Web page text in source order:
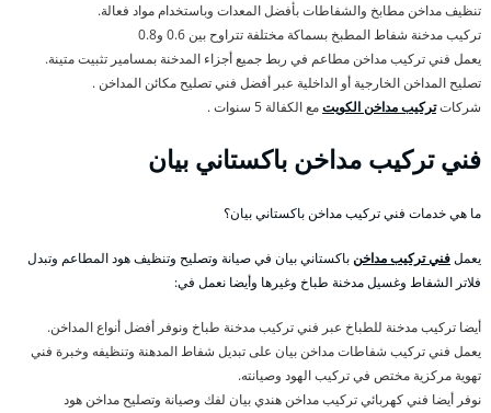
تنظيف مداخن مطابخ والشفاطات بأفضل المعدات وباستخدام مواد فعالة.
تركيب مدخنة شفاط المطبخ بسماكة مختلفة تتراوح بين 0.6 و0.8
يعمل فني تركيب مداخن مطاعم في ربط جميع أجزاء المدخنة بمسامير تثبيت متينة.
تصليح المداخن الخارجية أو الداخلية عبر أفضل فني تصليح مكائن المداخن .
شركاتتركيب مداخن الكويتمع الكفالة 5 سنوات .
فني تركيب مداخن باكستاني بيان
ما هي خدمات فني تركيب مداخن باكستاني بيان؟
يعملفني تركيب مداخنباكستاني بيان في صيانة وتصليح وتنظيف هود المطاعم وتبدل
فلاتر الشفاط وغسيل مدخنة طباخ وغيرها وأيضا نعمل في:
أيضا تركيب مدخنة للطباخ عبر فني تركيب مدخنة طباخ ونوفر أفضل أنواع المداخن.
يعمل فني تركيب شفاطات مداخن بيان على تبديل شفاط المدهنة وتنظيفه وخبرة فني
تهوية مركزية مختص في تركيب الهود وصيانته.
نوفر أيضا فني كهربائي تركيب مداخن هندي بيان لفك وصيانة وتصليح مداخن هود